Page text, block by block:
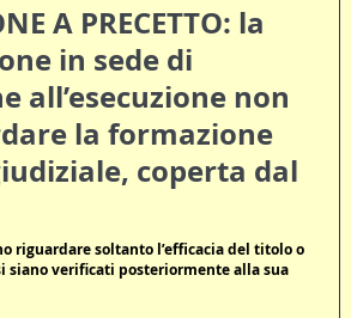
A PRECETTO: la
in sede di
all’esecuzione non
la formazione
coperta dal
riguardare soltanto l’efficacia del titolo o
siano verificati posteriormente alla sua